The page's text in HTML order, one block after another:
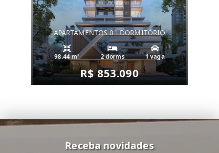
APARTAMENTOS 01 DORMITÓRIO
98.44 m² 2 dorms 1 vaga
R$ 853.090
Receba novidades